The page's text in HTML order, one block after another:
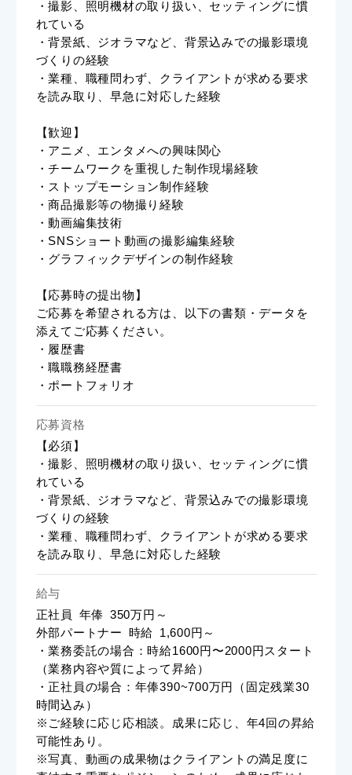
・撮影、照明機材の取り扱い、セッティングに慣
れている
・背景紙、ジオラマなど、背景込みでの撮影環境
づくりの経験
・業種、職種問わず、クライアントが求める要求
を読み取り、早急に対応した経験
【歓迎】
・アニメ、エンタメへの興味関心
・チームワークを重視した制作現場経験
・ストップモーション制作経験
・商品撮影等の物撮り経験
・動画編集技術
・SNSショート動画の撮影編集経験
・グラフィックデザインの制作経験
【応募時の提出物】
ご応募を希望される方は、以下の書類・データを
添えてご応募ください。
・履歴書
・職職務経歴書
・ポートフォリオ
応募資格
【必須】
・撮影、照明機材の取り扱い、セッティングに慣
れている
・背景紙、ジオラマなど、背景込みでの撮影環境
づくりの経験
・業種、職種問わず、クライアントが求める要求
を読み取り、早急に対応した経験
給与
正社員
年俸 350万円～
外部パートナー 時給 1,600円～
・業務委託の場合：時給1600円〜2000円スタート
（業務内容や質によって昇給）
・正社員の場合：年俸390~700万円（固定残業30
時間込み）
※ご経験に応じ応相談。成果に応じ、年4回の昇給
可能性あり。
※写真、動画の成果物はクライアントの満足度に